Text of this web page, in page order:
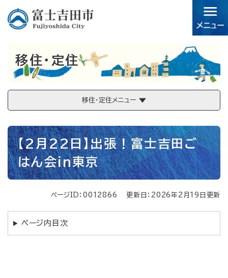
す。
移住・定住
移住・定住メニュー
本
文 【2月22日】出張！富士吉田ご
はん会in東京
ページID：0012866 更新日：2026年2月19日更新
ページ内目次